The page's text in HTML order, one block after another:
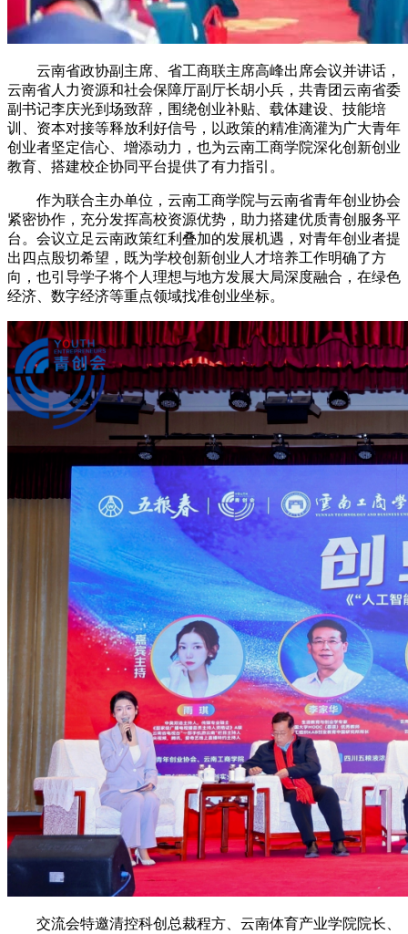
云南省政协副主席、省工商联主席高峰出席会议并讲话，
云南省人力资源和社会保障厅副厅长胡小兵，共青团云南省委
副书记李庆光到场致辞，围绕创业补贴、载体建设、技能培
训、资本对接等释放利好信号，以政策的精准滴灌为广大青年
创业者坚定信心、增添动力，也为云南工商学院深化创新创业
教育、搭建校企协同平台提供了有力指引。
作为联合主办单位，云南工商学院与云南省青年创业协会
紧密协作，充分发挥高校资源优势，助力搭建优质青创服务平
台。会议立足云南政策红利叠加的发展机遇，对青年创业者提
出四点殷切希望，既为学校创新创业人才培养工作明确了方
向，也引导学子将个人理想与地方发展大局深度融合，在绿色
经济、数字经济等重点领域找准创业坐标。
交流会特邀清控科创总裁程方、云南体育产业学院院长、